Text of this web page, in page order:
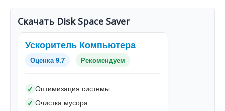
Скачать Disk Space Saver
Ускоритель Компьютера
Оценка 9.7 Рекомендуем
✓ Оптимизация системы
✓ Очистка мусора